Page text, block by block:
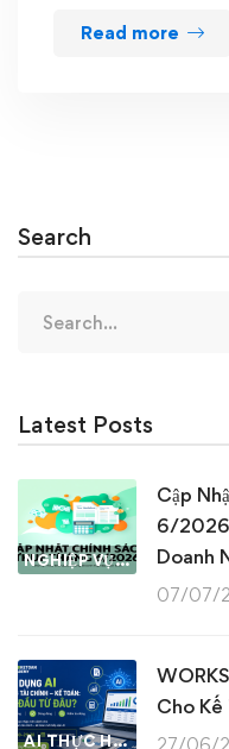
Read more
Search
for:
Latest Posts
NGHIỆP VỤ KẾ TOÁN & THUẾ
Cập
6/
Doanh
07/07/
AI THỰC HÀNH
Cho Kế